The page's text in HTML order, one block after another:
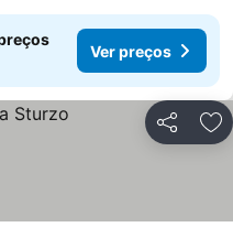
Ver preços
Partilhar